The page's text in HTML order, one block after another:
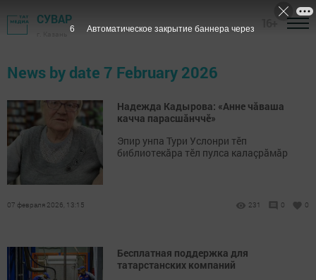
СУВАР
News by date 7 February 2026
Надежда Кадырова: «Анне чăваша
качча парасшăнччӗ»
Эпир унпа Тури Услонри тӗп
библиотекăра тӗл пулса калаçрăмăр
07 февраля 2026, 13:15 231 0 0
Бесплатная поддержка для
татарстанских компаний
6 Автоматическое закрытие баннера через